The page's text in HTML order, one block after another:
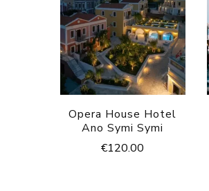
Opera House Hotel
Ano Symi Symi
€120.00